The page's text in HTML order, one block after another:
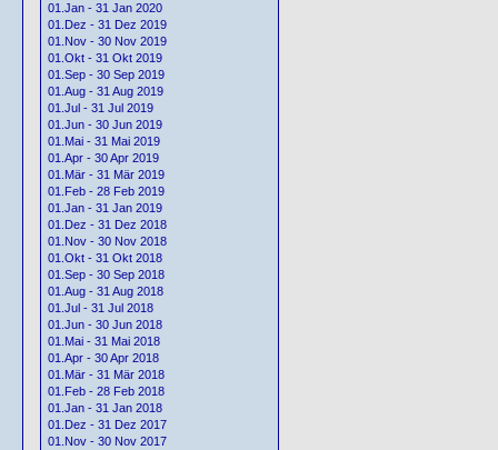
01.Jan - 31 Jan 2020
01.Dez - 31 Dez 2019
01.Nov - 30 Nov 2019
01.Okt - 31 Okt 2019
01.Sep - 30 Sep 2019
01.Aug - 31 Aug 2019
01.Jul - 31 Jul 2019
01.Jun - 30 Jun 2019
01.Mai - 31 Mai 2019
01.Apr - 30 Apr 2019
01.Mär - 31 Mär 2019
01.Feb - 28 Feb 2019
01.Jan - 31 Jan 2019
01.Dez - 31 Dez 2018
01.Nov - 30 Nov 2018
01.Okt - 31 Okt 2018
01.Sep - 30 Sep 2018
01.Aug - 31 Aug 2018
01.Jul - 31 Jul 2018
01.Jun - 30 Jun 2018
01.Mai - 31 Mai 2018
01.Apr - 30 Apr 2018
01.Mär - 31 Mär 2018
01.Feb - 28 Feb 2018
01.Jan - 31 Jan 2018
01.Dez - 31 Dez 2017
01.Nov - 30 Nov 2017